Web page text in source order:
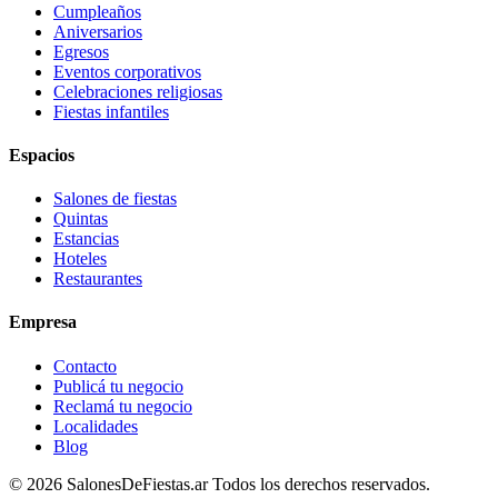
Cumpleaños
Aniversarios
Egresos
Eventos corporativos
Celebraciones religiosas
Fiestas infantiles
Espacios
Salones de fiestas
Quintas
Estancias
Hoteles
Restaurantes
Empresa
Contacto
Publicá tu negocio
Reclamá tu negocio
Localidades
Blog
© 2026 SalonesDeFiestas.arTodos los derechos reservados.